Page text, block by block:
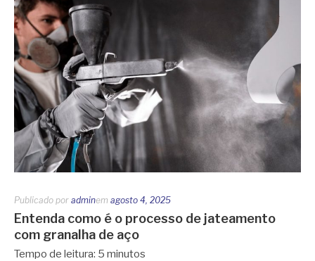
Publicado por adminem agosto 4, 2025
Entenda como é o processo de jateamento
com granalha de aço
Tempo de leitura: 5 minutos